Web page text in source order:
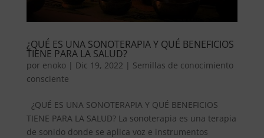
¿QUÉ ES UNA SONOTERAPIA Y QUÉ BENEFICIOS
TIENE PARA LA SALUD?
por enoko| Dic 19, 2022 | Semillas de conocimiento
consciente
¿QUÉ ES UNA SONOTERAPIA Y QUÉ BENEFICIOS
TIENE PARA LA SALUD? La sonoterapia es una terapia
de sonido donde se aplica voz e instrumentos